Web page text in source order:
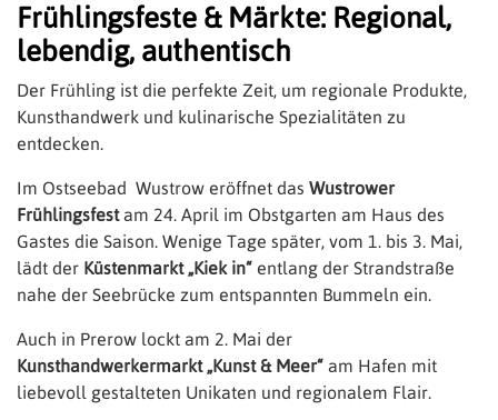
Frühlingsfeste & Märkte: Regional,
lebendig, authentisch
Der Frühling ist die perfekte Zeit, um regionale Produkte,
Kunsthandwerk und kulinarische Spezialitäten zu
entdecken.
Im Ostseebad Wustrow eröffnet das Wustrower
Frühlingsfestam 24. April im Obstgarten am Haus des
Gastes die Saison. Wenige Tage später, vom 1. bis 3. Mai,
lädt der Küstenmarkt „Kiek in“ entlang der Strandstraße
nahe der Seebrücke zum entspannten Bummeln ein.
Auch in Prerow lockt am 2. Mai der
Kunsthandwerkermarkt „Kunst & Meer“ am Hafen mit
liebevoll gestalteten Unikaten und regionalem Flair.